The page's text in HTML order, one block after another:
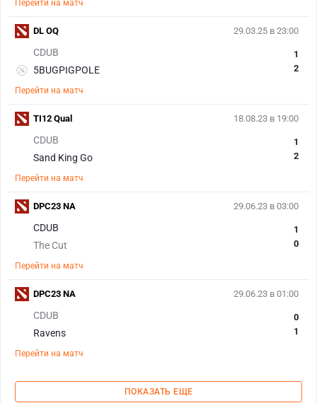
Перейти на матч
29.03.25 в 23:00
CDUB
5BUGPIGPOLE
1
2
Перейти на матч
DL OQ
18.08.23 в 19:00
CDUB
Sand King Go
1
2
Перейти на матч
TI12 Qual
29.06.23 в 03:00
CDUB
The Cut
1
0
Перейти на матч
DPC23 NA
29.06.23 в 01:00
CDUB
Ravens
0
1
Перейти на матч
DPC23 NA
ПОКАЗАТЬ ЕЩЕ